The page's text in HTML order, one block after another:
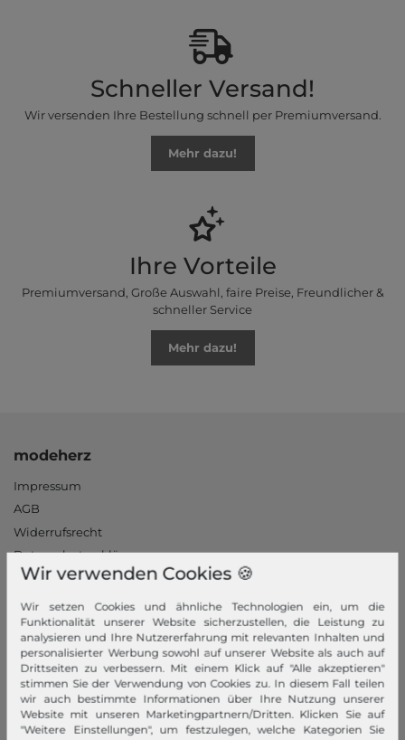
Schneller Versand!
Wir versenden Ihre Bestellung schnell per Premiumversand.
Mehr dazu!
Ihre Vorteile
Premiumversand, Große Auswahl, faire Preise, Freundlicher &
schneller Service
Mehr dazu!
modeherz
Impressum
AGB
Widerrufsrecht
Datenschutzerklärung
Datenschutzeinstellungen
Barrierefreiheitserklärung
Jobs
Unsere Stores
Mein Konto
Login
Wir verwenden Cookies 🍪
Wir setzen Cookies und ähnliche Technologien ein, um die
Funktionalität unserer Website sicherzustellen, die Leistung zu
analysieren und Ihre Nutzererfahrung mit relevanten Inhalten und
personalisierter Werbung sowohl auf unserer Website als auch auf
Drittseiten zu verbessern. Mit einem Klick auf "Alle akzeptieren"
stimmen Sie der Verwendung von Cookies zu. In diesem Fall teilen
wir auch bestimmte Informationen über Ihre Nutzung unserer
Website mit unseren Marketingpartnern/Dritten. Klicken Sie auf
"Weitere Einstellungen", um festzulegen, welche Kategorien Sie